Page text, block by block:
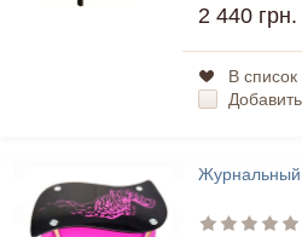
2 440 грн.
В
Журнальный